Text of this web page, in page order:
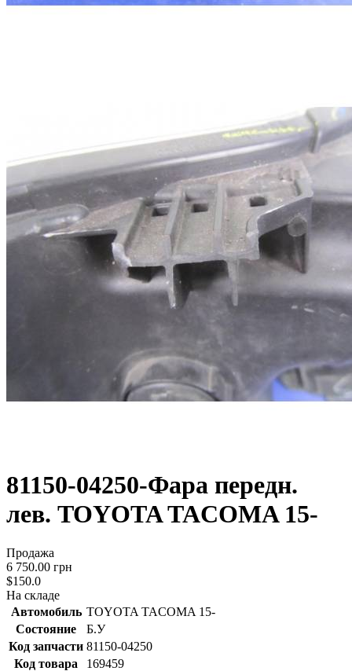
81150-04250-Фара передн.
лев. TOYOTA TACOMA 15-
Продажа
6 750.00 грн
$150.0
На складе
Автомобиль TOYOTA TACOMA 15-
Состояние
Б.У
Код запчасти 81150-04250
Код товара
169459